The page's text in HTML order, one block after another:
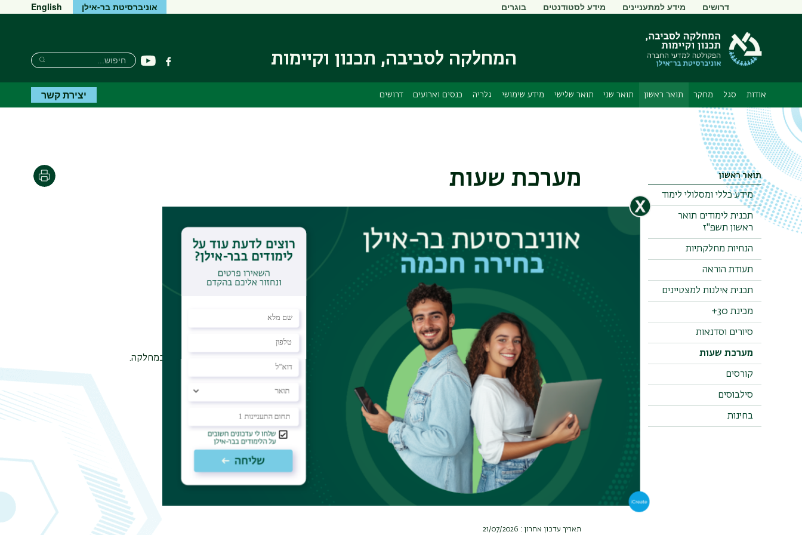
ראשי
תפריט
דרושים מידע למתעניינים מידע לסטודנטים בוגרים אוניברסיטת בר-אילן English
המחלקה לסביבה, תכנון וקיימות פייסבוקיוטיוב
חיפוש
Search
Search
אודות סגל מחקר תואר ראשון תואר שני תואר שלישי מידע שימושי גלריה כנסים וארועים דרושים יצירת קשר
תואר ראשון
מידע כללי ומסלולי לימוד
תכנית לימודים תואר
ראשון תשפ"ז
הנחיות מחלקתיות
תעודת הוראה
תכנית אילנות למצטיינים
מכינת 30+
סיורים וסדנאות
מערכת שעות
קורסים
סילבוסים
בחינות
מערכת שעות הדפסה
מערכת שעות לתואר ראשון- שנה א' תשפ"ז
* המערכת נתונה לשינויים.
מערכת שעות לתואר ראשון- כלליתשפ"ז
* המערכת נתונה לשינויים.
* בחלק מהקורסים יש סיורים, יש לעקוב אחר הדרישות לסיורים באתר המחלקה ובלוח הסיורים המחלקתי הנמצא במחלקה.
תאריך עדכון אחרון : 21/07/2026